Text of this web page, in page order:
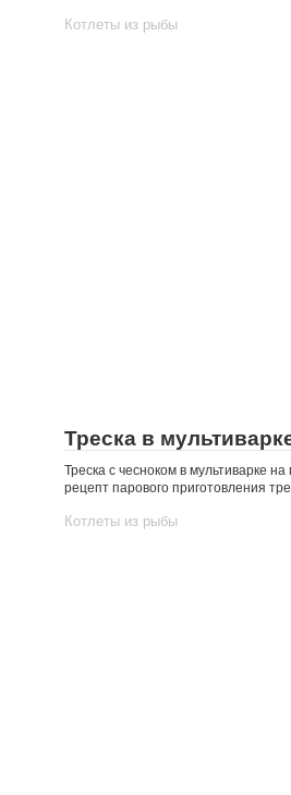
Котлеты из рыбы
Треска в
Треска с чесноком в мультиварке
рецепт парового приготовления
Котлеты из рыбы